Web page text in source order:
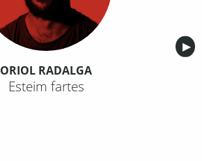
▶︎
ORIOL RADALGA
Esteim fartes